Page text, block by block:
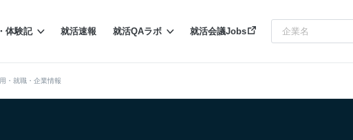
体験記 就活速報 就活QAラボ 就活会議Jobs
・就職・企業情報